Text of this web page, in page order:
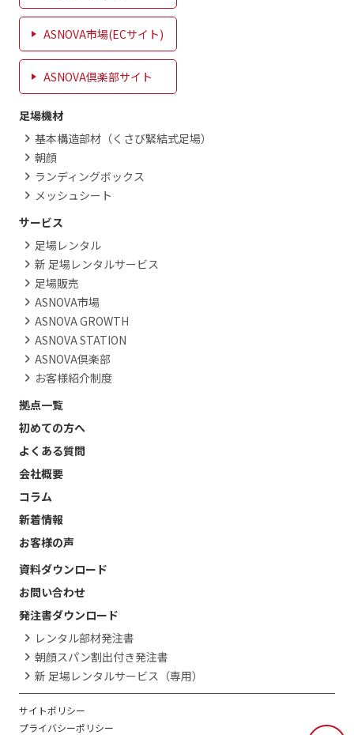
ASNOVA市場(ECサイト)
ASNOVA倶楽部サイト
足場機材
基本構造部材（くさび緊結式足場）
朝顔
ランディングボックス
メッシュシート
サービス
足場レンタル
新 足場レンタルサービス
足場販売
ASNOVA市場
ASNOVA GROWTH
ASNOVA STATION
ASNOVA倶楽部
お客様紹介制度
拠点一覧
初めての方へ
よくある質問
会社概要
コラム
新着情報
お客様の声
資料ダウンロード
お問い合わせ
発注書ダウンロード
レンタル部材発注書
朝顔スパン割出付き発注書
新 足場レンタルサービス（専用）
サイトポリシー
プライバシーポリシー